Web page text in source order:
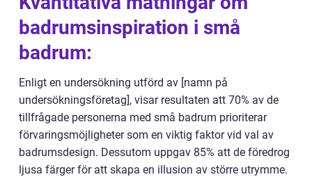
badrumsinspiration i små
badrum:
Enligt en undersökning utförd av [namn på
undersökningsföretag], visar resultaten att 70% av de
tillfrågade personerna med små badrum prioriterar
förvaringsmöjligheter som en viktig faktor vid val av
badrumsdesign. Dessutom uppgav 85% att de föredrog
ljusa färger för att skapa en illusion av större utrymme.